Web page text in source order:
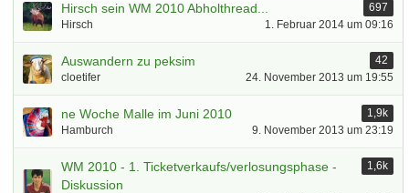
Hirsch sein WM 2010 Abholthread...
697
Hirsch
1. Februar 2014 um 09:16
Auswandern zu peksim
42
cloetifer
24. November 2013 um 19:55
ne Woche Malle im Juni 2010
1,9k
Hamburch
9. November 2013 um 23:19
WM 2010 - 1. Ticketverkaufs/verlosungsphase -
Diskussion
1,6k